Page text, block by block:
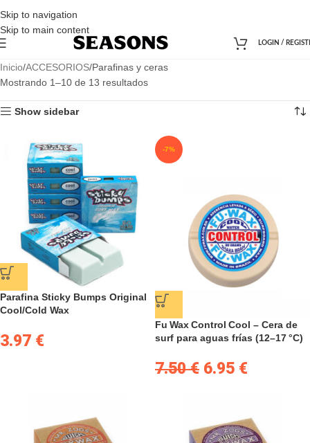
Skip to navigation
Skip to main content
LOGIN /
Inicio ACCESORIOS Parafinas y ceras
Mostrando 1–10 de 13 resultados
Show sidebar
Parafina Sticky Bumps Original
Cool/Cold Wax
3.97 €
-7%
Fu Wax Control Cool – Cera de
surf para aguas frías (12–17 °C)
7.50€ 6.95 €